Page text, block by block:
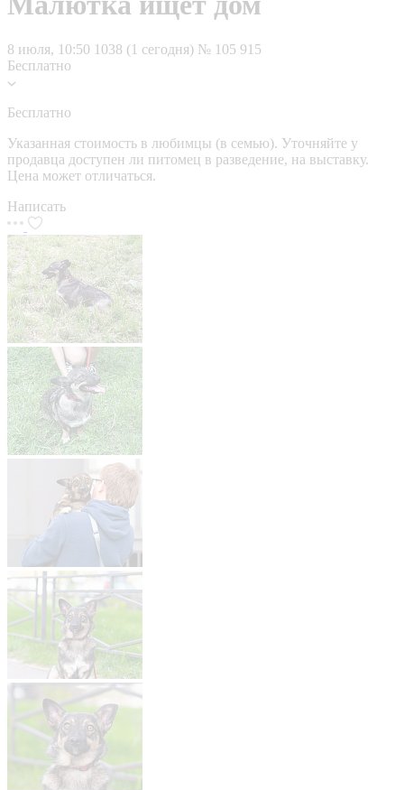
8 июля, 10:50 1038 (1 сегодня) № 105 915
Бесплатно
Бесплатно
Указанная стоимость в любимцы (в семью). Уточняйте у
продавца доступен ли питомец в разведение, на выставку.
Цена может отличаться.
Написать